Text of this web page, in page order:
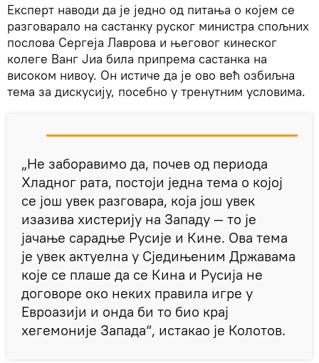
Експерт наводи да је једно од питања о којем се
разговарало на састанку руског министра спољних
послова Сергеја Лаврова и његовог кинеског
колеге Ванг Јиа била припрема састанка на
високом нивоу. Он истиче да је ово већ озбиљна
тема за дискусију, посебно у тренутним условима.
„Не заборавимо да, почев од периода
Хладног рата, постоји једна тема о којој
се још увек разговара, која још увек
изазива хистерију на Западу — то је
јачање сарадње Русије и Кине. Ова тема
је увек актуелна у Сједињеним Државама
које се плаше да се Кина и Русија не
договоре око неких правила игре у
Евроазији и онда би то био крај
хегемоније Запада“, истакао је Колотов.